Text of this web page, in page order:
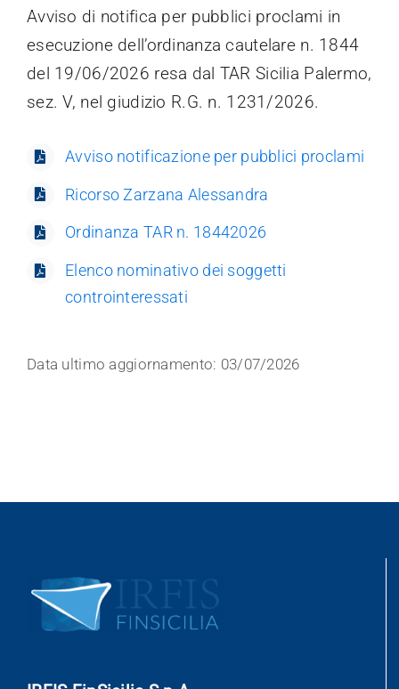
Trasparenza
Avviso di notifica per pubblici proclami in
esecuzione dell’ordinanza cautelare n. 1844
del 19/06/2026 resa dal TAR Sicilia Palermo,
sez. V, nel giudizio R.G. n. 1231/2026.
Avviso notificazione per pubblici proclami
Ricorso Zarzana Alessandra
Ordinanza TAR n. 18442026
Elenco nominativo dei soggetti
controinteressati
Data ultimo aggiornamento: 03/07/2026